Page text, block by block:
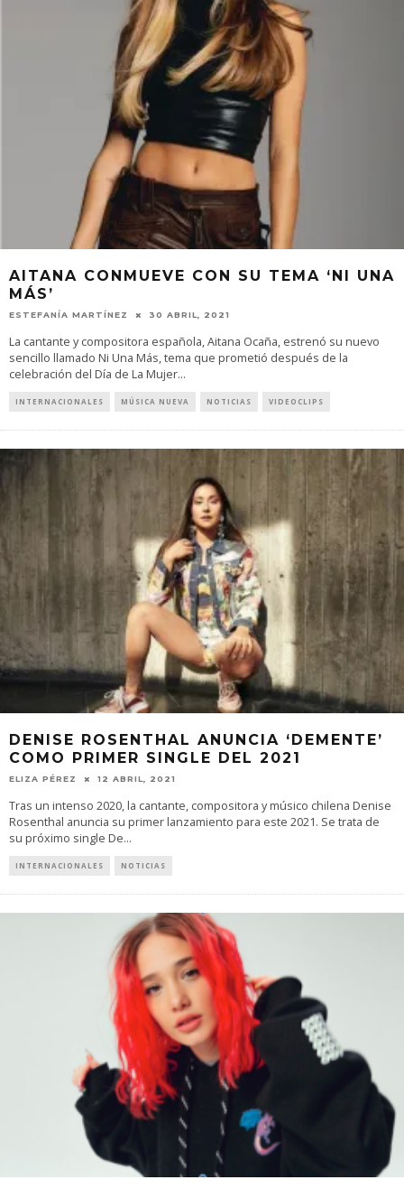
AITANA CONMUEVE CON SU TEMA ‘NI UNA
MÁS’
ESTEFANÍA MARTÍNEZ 30 ABRIL, 2021
La cantante y compositora española, Aitana Ocaña, estrenó su nuevo
sencillo llamado Ni Una Más, tema que prometió después de la
celebración del Día de La Mujer...
INTERNACIONALES MÚSICA NUEVA NOTICIAS VIDEOCLIPS
DENISE ROSENTHAL ANUNCIA ‘DEMENTE’
COMO PRIMER SINGLE DEL 2021
ELIZA PÉREZ 12 ABRIL, 2021
Tras un intenso 2020, la cantante, compositora y músico chilena Denise
Rosenthal anuncia su primer lanzamiento para este 2021. Se trata de
su próximo single De...
INTERNACIONALES NOTICIAS